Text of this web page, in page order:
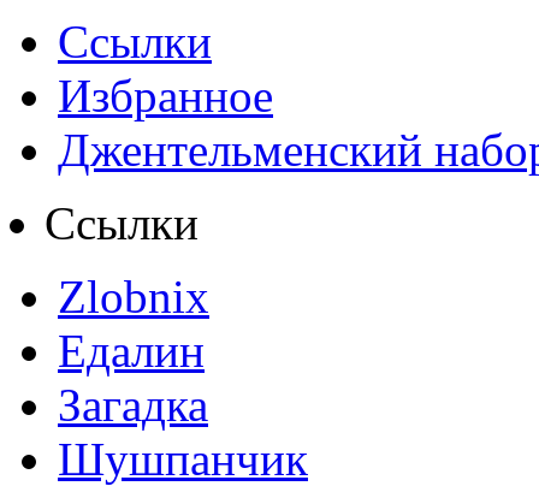
Ссылки
Избранное
Джентельменский
Ссылки
Zlobnix
Едалин
Загадка
Шушпанчик